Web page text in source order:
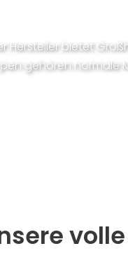
Hersteller bietet
gehören